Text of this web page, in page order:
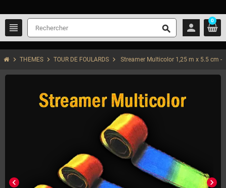
view_headline search person
0
chevron_right THEMES chevron_right TOUR DE FOULARDS chevron_right Streamer Multicolor 1,25 m x 5.5 cm -
chevron_left chevron_right